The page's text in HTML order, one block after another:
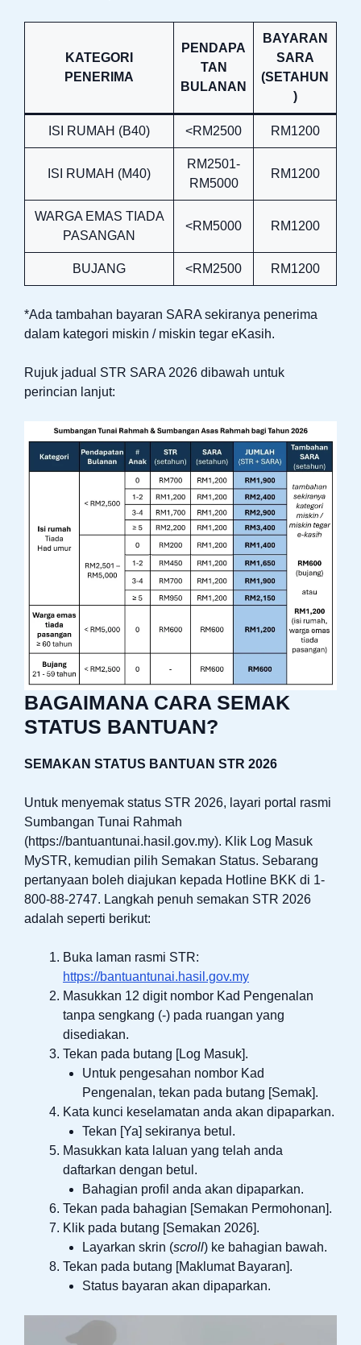
KATEGORI
PENERIMA
PENDAPA
TAN
BULANAN
BAYARAN
SARA
(SETAHUN
)
ISI RUMAH (B40) <RM2500 RM1200
ISI RUMAH (M40)
RM2501-
RM5000
RM1200
WARGA EMAS TIADA
PASANGAN
<RM5000 RM1200
BUJANG <RM2500 RM1200
*Ada tambahan bayaran SARA sekiranya penerima
dalam kategori miskin / miskin tegar eKasih.
Rujuk jadual STR SARA 2026 dibawah untuk
perincian lanjut:
BAGAIMANA CARA SEMAK
STATUS BANTUAN?
SEMAKAN STATUS BANTUAN STR 2026
Untuk menyemak status STR 2026, layari portal rasmi
Sumbangan Tunai Rahmah
(https://bantuantunai.hasil.gov.my). Klik Log Masuk
MySTR, kemudian pilih Semakan Status. Sebarang
pertanyaan boleh diajukan kepada Hotline BKK di 1-
800-88-2747. Langkah penuh semakan STR 2026
adalah seperti berikut:
Buka laman rasmi STR:
https://bantuantunai.hasil.gov.my
Masukkan 12 digit nombor Kad Pengenalan
tanpa sengkang (-) pada ruangan yang
disediakan.
Tekan pada butang [Log Masuk].
Untuk pengesahan nombor Kad
Pengenalan, tekan pada butang [Semak].
Kata kunci keselamatan anda akan dipaparkan.
Tekan [Ya] sekiranya betul.
Masukkan kata laluan yang telah anda
daftarkan dengan betul.
Bahagian profil anda akan dipaparkan.
Tekan pada bahagian [Semakan Permohonan].
Klik pada butang [Semakan 2026].
Layarkan skrin (scroll) ke bahagian bawah.
Tekan pada butang [Maklumat Bayaran].
Status bayaran akan dipaparkan.